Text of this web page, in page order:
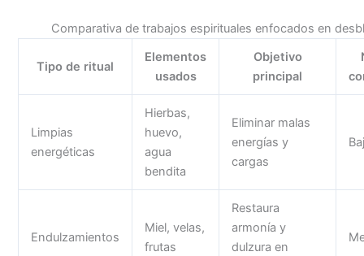
Comparativa de trabajos espirituales enfocados en
Tipo de ritual
Elementos
usados
Objetivo
principal
Limpias
energéticas
Hierbas,
huevo,
agua
bendita
Eliminar malas
energías y
cargas
Endulzamientos
Miel, velas,
frutas
Restaura
armonía y
dulzura en